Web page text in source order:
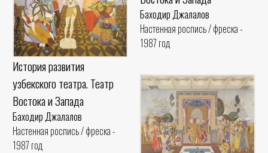
Баходир Джалалов
Настенная роспись / фреска -
1987 год
История развития
узбекского театра. Театр
Востока и Запада
Баходир Джалалов
Настенная роспись / фреска -
1987 год